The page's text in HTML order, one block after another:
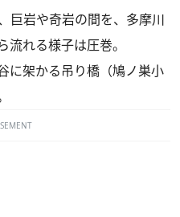
巨岩や奇岩の間を、多摩川
れる様子は圧巻。
に架かる吊り橋（鳩ノ巣小